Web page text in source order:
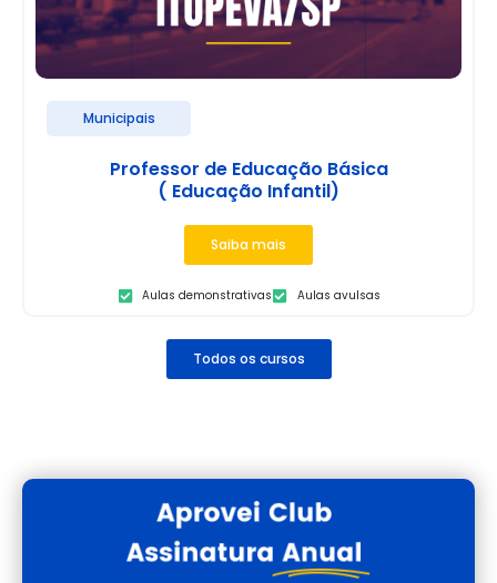
Municipais
Professor de Educação Básica
( Educação Infantil)
Saiba mais
Aulas demonstrativas Aulas avulsas
Todos os cursos